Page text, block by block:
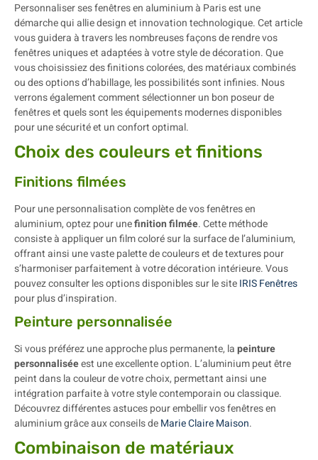
Personnaliser ses fenêtres en aluminium à Paris est une
démarche qui allie design et innovation technologique. Cet article
vous guidera à travers les nombreuses façons de rendre vos
fenêtres uniques et adaptées à votre style de décoration. Que
vous choisissiez des finitions colorées, des matériaux combinés
ou des options d’habillage, les possibilités sont infinies. Nous
verrons également comment sélectionner un bon poseur de
fenêtres et quels sont les équipements modernes disponibles
pour une sécurité et un confort optimal.
Choix des couleurs et finitions
Finitions filmées
Pour une personnalisation complète de vos fenêtres en
aluminium, optez pour unefinition filmée. Cette méthode
consiste à appliquer un film coloré sur la surface de l’aluminium,
offrant ainsi une vaste palette de couleurs et de textures pour
s’harmoniser parfaitement à votre décoration intérieure. Vous
pouvez consulter les options disponibles sur le siteIRIS Fenêtres
pour plus d’inspiration.
Peinture personnalisée
Si vous préférez une approche plus permanente, lapeinture
personnaliséeest une excellente option. L’aluminium peut être
peint dans la couleur de votre choix, permettant ainsi une
intégration parfaite à votre style contemporain ou classique.
Découvrez différentes astuces pour embellir vos fenêtres en
aluminium grâce aux conseils deMarie Claire Maison.
Combinaison de matériaux